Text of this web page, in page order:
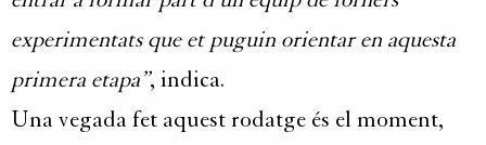
experimentats que et puguin orientar en aquesta
primera etapa”, indica.
Una vegada fet aquest rodatge és el moment,